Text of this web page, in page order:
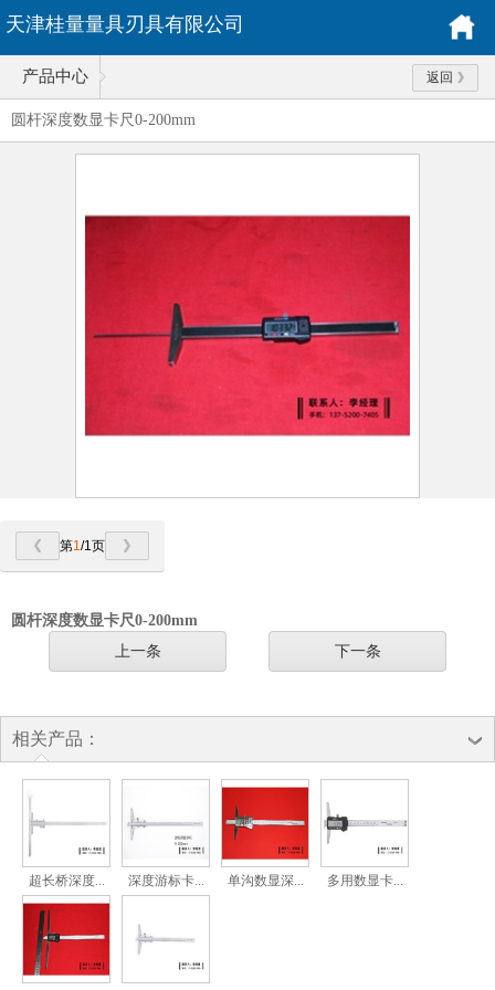
天津桂量量具刃具有限公司
产品中心 返回
圆杆深度数显卡尺0-200mm
第1/1页
圆杆深度数显卡尺0-200mm
上一条 下一条
相关产品：
超长桥深度... 深度游标卡... 单沟数显深... 多用数显卡...